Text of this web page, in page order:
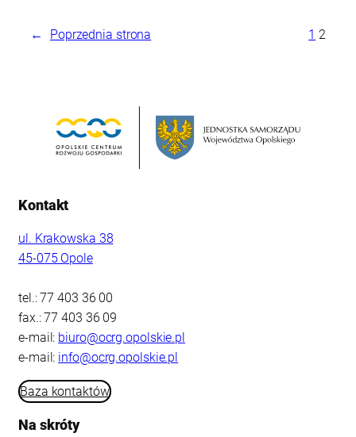
← Poprzednia strona 1 2
Kontakt
ul. Krakowska 38
45-075 Opole
tel.: 77 403 36 00
fax.: 77 403 36 09
e-mail: biuro@ocrg.opolskie.pl
e-mail: info@ocrg.opolskie.pl
Baza kontaktów
Na skróty